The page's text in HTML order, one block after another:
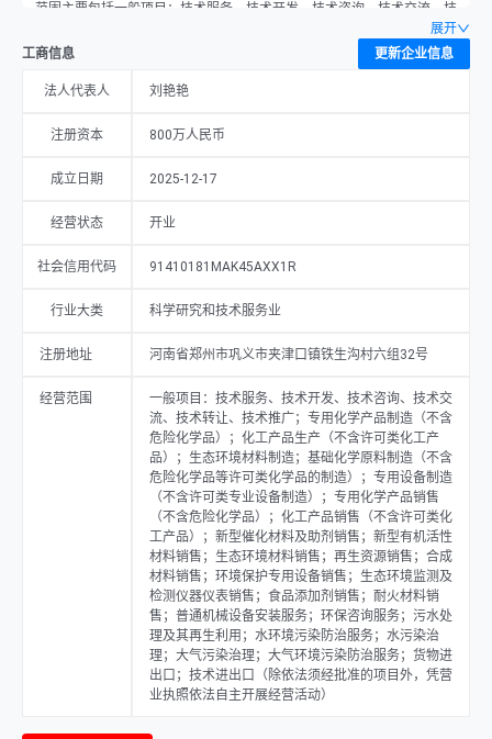
范围主要包括一般项目：技术服务、技术开发、技术咨询、技术交流、技
术转让、技术推广；专用化学产品制造（不含危险化学品）；化工产品生
产（不含许可类化工产品）；生态环境材料制造；基础化学原料制造（不
含危险化学品等许可类化学品的制造）；专用设备制造（不含许可类专业
设备制造）；专用化学产品销售（不含危险化学品）；化工产品销售（不
售；生态环境材料销售；再生资源销售；合成材料销售；环境保护专用设
水环境污染防治服务；水污染治理；大气污染治理；大气环境污染防治服
法自主开展经营活动）。
展开
工商信息
更新企业信息
法人代表人 刘艳艳
注册资本 800万人民币
成立日期 2025-12-17
经营状态 开业
社会信用代码 91410181MAK45AXX1R
行业大类 科学研究和技术服务业
注册地址 河南省郑州市巩义市夹津口镇铁生沟村六组32号
经营范围
一般项目：技术服务、技术开发、技术咨询、技术交
流、技术转让、技术推广；专用化学产品制造（不含
危险化学品）；化工产品生产（不含许可类化工产
品）；生态环境材料制造；基础化学原料制造（不含
危险化学品等许可类化学品的制造）；专用设备制造
（不含许可类专业设备制造）；专用化学产品销售
（不含危险化学品）；化工产品销售（不含许可类化
工产品）；新型催化材料及助剂销售；新型有机活性
材料销售；生态环境材料销售；再生资源销售；合成
材料销售；环境保护专用设备销售；生态环境监测及
检测仪器仪表销售；食品添加剂销售；耐火材料销
售；普通机械设备安装服务；环保咨询服务；污水处
理及其再生利用；水环境污染防治服务；水污染治
理；大气污染治理；大气环境污染防治服务；货物进
出口；技术进出口（除依法须经批准的项目外，凭营
业执照依法自主开展经营活动）